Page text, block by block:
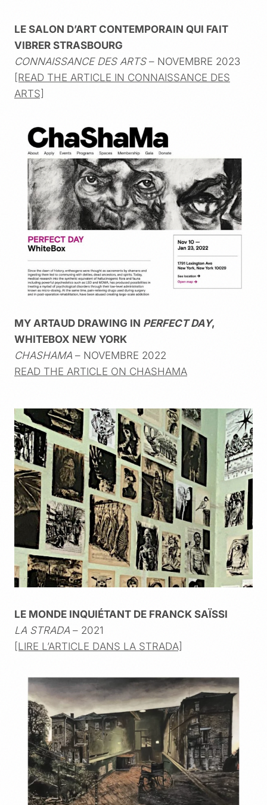
LE SALON D’ART CONTEMPORAIN QUI FAIT
VIBRER STRASBOURG
CONNAISSANCE DES ARTS – NOVEMBRE 2023
[READ THE ARTICLE IN CONNAISSANCE DES
ARTS]
MY ARTAUD DRAWING IN PERFECT DAY,
WHITEBOX NEW YORK
CHASHAMA – NOVEMBRE 2022
READ THE ARTICLE ON CHASHAMA
LE MONDE INQUIÉTANT DE FRANCK SAÏSSI
LA STRADA – 2021
[LIRE L’ARTICLE DANS LA STRADA]